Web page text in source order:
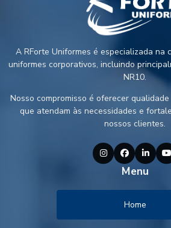
A RForte Uniformes é especializada na
uniformes corporativos, incluindo
NR10.
Nosso compromisso é oferecer
que atendam às necessidades e
nossos clientes.
Menu
Home